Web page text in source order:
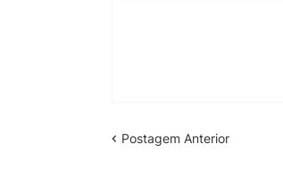
Postagem Anterior